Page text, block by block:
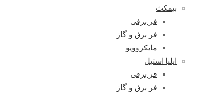
بیمکث
فر برقی
فر برق و گاز
مایکروویو
ایلیا استیل
فر برقی
فر برق و گاز